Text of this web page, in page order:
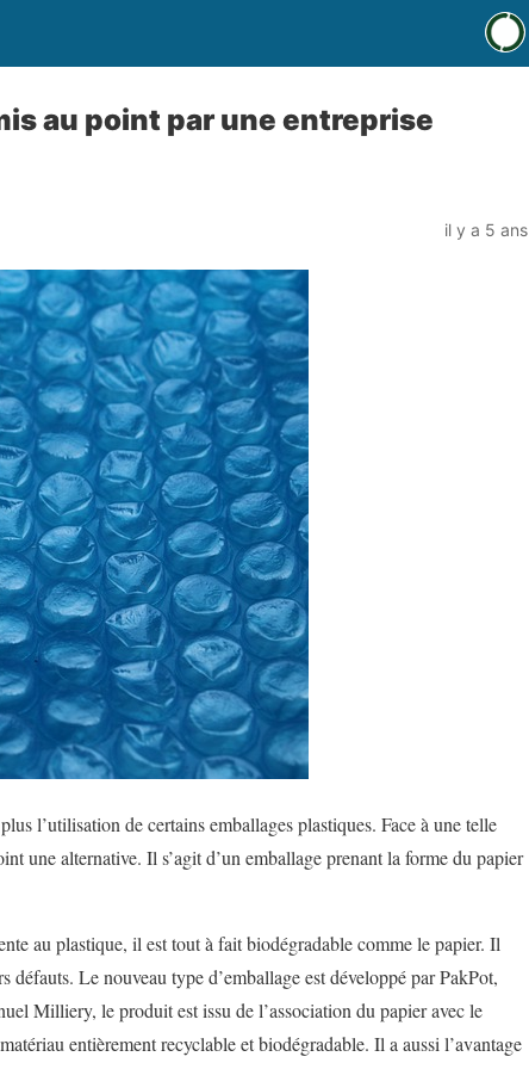
au point par une entreprise
il y a 5 ans
l’utilisation de certains emballages plastiques. Face à une telle
une alternative. Il s’agit d’un emballage prenant la forme du papier
au plastique, il est tout à fait biodégradable comme le papier. Il
défauts. Le nouveau type d’emballage est développé par PakPot,
Milliery, le produit est issu de l’association du papier avec le
entièrement recyclable et biodégradable. Il a aussi l’avantage